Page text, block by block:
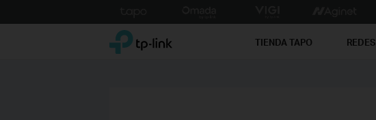
to
TP-Link, Reliably Smart TIENDA TAPO REDES